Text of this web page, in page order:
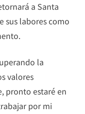
a Santa
sus labores como
la
valores
pronto estaré en
por mi